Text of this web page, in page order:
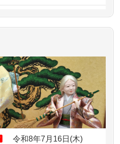
人形達を、ちゃんと供養
たので。
ない実家の片付けを始め
処分をお願いできます
トを供養・処分したいの
様だ...
後、供養祭までお人形は
令和8年7月16日(木)